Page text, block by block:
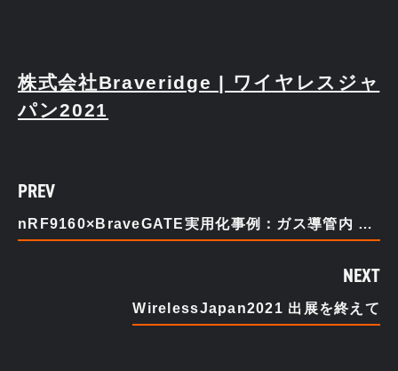
株式会社Braveridge | ワイヤレスジャ
パン2021
PREV
nRF9160×BraveGATE実用化事例：ガス導管内 露点･圧力遠隔管理システム
NEXT
WirelessJapan2021 出展を終えて